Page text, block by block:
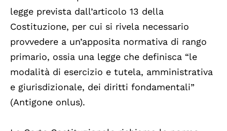
legge prevista dall’articolo 13 della
Costituzione, per cui si rivela necessario
provvedere a un’apposita normativa di rango
primario, ossia una legge che definisca “le
modalità di esercizio e tutela, amministrativa
e giurisdizionale, dei diritti fondamentali”
(Antigone onlus).